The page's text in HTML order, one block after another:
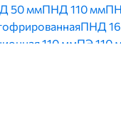
50 ммПНД 110 мм
ПНД
110 ммПЭ 110